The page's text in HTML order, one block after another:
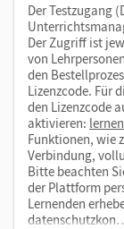
Der Testzugang
Der Zugriff ist
von
den
Lizenzcode. Für
den Lizenzcode
aktivieren:
Funktionen, wie
Verbindung,
Bitte beachten
der Plattform
Lernenden